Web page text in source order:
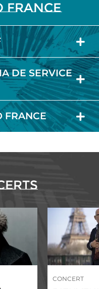
France
DE SERVICE
FRANCE
CONCERT